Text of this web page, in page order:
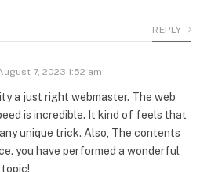
REPLY
7, 2023 1:52 am
a just right webmaster. The web
is incredible. It kind of feels that
unique trick. Also, The contents
you have performed a wonderful